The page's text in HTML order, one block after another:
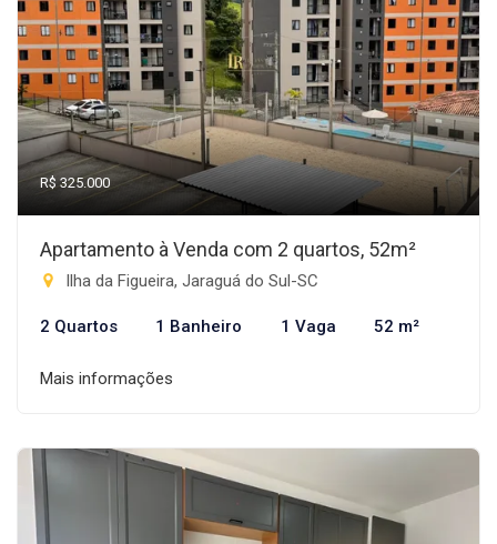
R$ 325.000
Apartamento à Venda com 2 quartos, 52m²
Ilha da Figueira, Jaraguá do Sul-SC
2 Quartos 1 Banheiro 1 Vaga 52 m²
Mais informações